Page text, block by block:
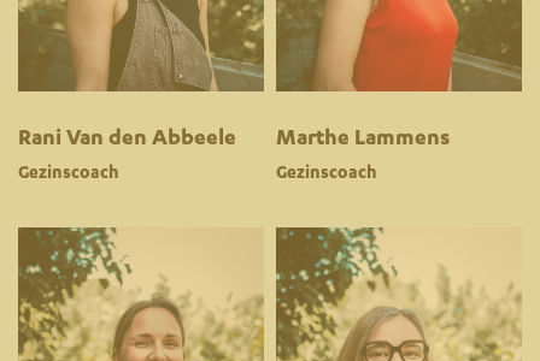
Rani Van den Abbeele
Gezinscoach
Marthe Lammens
Gezinscoach